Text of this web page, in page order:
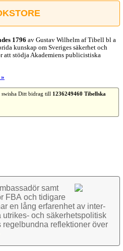
1796 av Gustav Wilhelm af Tibell bl a
kunskap om Sveriges säkerhet och
att stödja Akademiens publicistiska
Ditt bidrag till 1236249460 Tibellska
samt
FBA och tidigare
en lång erfarenhet av inter­
och säkerhets­politisk
reflek­tioner över